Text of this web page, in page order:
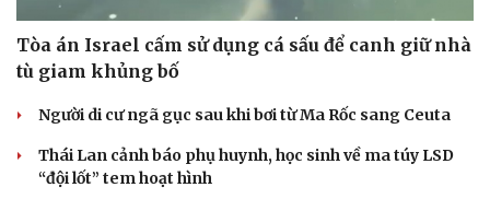
Tòa án Israel cấm sử dụng cá sấu để canh giữ nhà
tù giam khủng bố
Người di cư ngã gục sau khi bơi từ Ma Rốc sang Ceuta
Thái Lan cảnh báo phụ huynh, học sinh về ma túy LSD
“đội lốt” tem hoạt hình